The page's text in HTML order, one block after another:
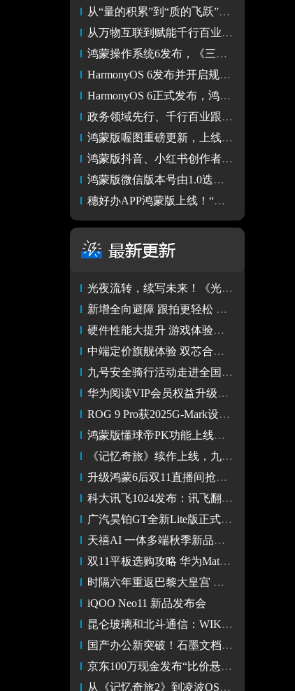
从“量的积累”到“质的飞跃”！鸿蒙游戏“6”到飞起
从万物互联到赋能千行百业：鸿蒙电脑企业版即将发布
鸿蒙操作系统6发布，《三角洲行动》实现性能深度优化
HarmonyOS 6发布并开启规模公测，鸿蒙生态迈入“好用”新阶段
HarmonyOS 6正式发布，鸿蒙版支付宝完善理财服务
政务领域先行、千行百业跟进，鸿蒙生态加速办公质效全面提升
鸿蒙版喔图重磅更新，上线“相机闪传”功能，提升照片直播效率
鸿蒙版抖音、小红书创作者中心流量创意全都有，创作之路更省心
鸿蒙版微信版本号由1.0迭代为8.0，共享实时位置等功能正式上线
穗好办APP鸿蒙版上线！“掌上服务”再升级！
光夜流转，续写未来！《光与夜之恋》鸿蒙版正式上线
新增全向避障 跟拍更轻松 大疆DJI Neo 2发布
硬件性能大提升 游戏体验大越级 iQOO Neo11评测
中端定价旗舰体验 双芯合璧性能越级 iQOO Neo11评测
九号安全骑行活动走进全国百所高校 长期招募校园体验官
华为阅读VIP会员权益升级，会员畅读全站出版书籍
ROG 9 Pro获2025G-Mark设计奖 电竞手机美学巅峰
鸿蒙版懂球帝PK功能上线！观赛服务卡片等更多独家功能等你解锁
《记忆奇旅》续作上线，九号品牌开启两轮“OS新旅”
升级鸿蒙6后双11直播间抢购速度快20%，鸿蒙有礼不断签
科大讯飞1024发布：讯飞翻译APP迭代焕新 同声传译重构沟通体验
广汽昊铂GT全新Lite版正式上市 15.38万起
天禧AI 一体多端秋季新品超能之夜【直播】
双11平板选购攻略 华为MatePad鸿蒙平板家族任你挑
时隔六年重返巴黎大皇宫 华为影像XMAGE这次要搞点大事
iQOO Neo11 新品发布会
昆仑玻璃和北斗通信：WIKO X70的“耐用安全”双王牌解码
国产办公新突破！石墨文档中台完成鸿蒙适配 开启端云协同新篇章
京东100万现金发布“比价悬赏令” 爆款产品直播间5折抢购
从《记忆奇旅2》到凌波OS：两轮出行正在进入“软硬件共生时代”